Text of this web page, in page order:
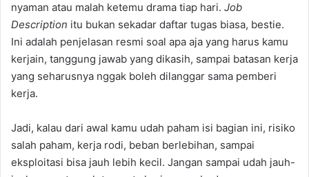
nyaman atau malah ketemu drama tiap hari. Job
Description itu bukan sekadar daftar tugas biasa, bestie.
Ini adalah penjelasan resmi soal apa aja yang harus kamu
kerjain, tanggung jawab yang dikasih, sampai batasan kerja
yang seharusnya nggak boleh dilanggar sama pemberi
kerja.
Jadi, kalau dari awal kamu udah paham isi bagian ini, risiko
salah paham, kerja rodi, beban berlebihan, sampai
eksploitasi bisa jauh lebih kecil. Jangan sampai udah jauh-